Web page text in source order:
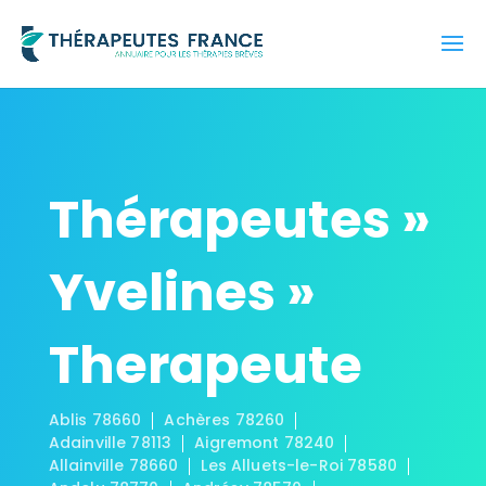
Thérapeutes »
Yvelines »
Therapeute
Ablis 78660
Achères 78260
Adainville 78113
Aigremont 78240
Allainville 78660
Les Alluets-le-Roi 78580